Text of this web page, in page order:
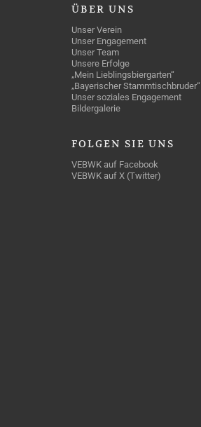
ÜBER UNS
Unser Verein
Unser Engagement
Unser Team
Unsere Erfolge
„Mein Lieblingsbiergarten“
„Bayerischer Stammtischbruder“
Unser soziales Engagement
Bildergalerie
FOLGEN SIE UNS
VEBWK auf Facebook
VEBWK auf X (Twitter)